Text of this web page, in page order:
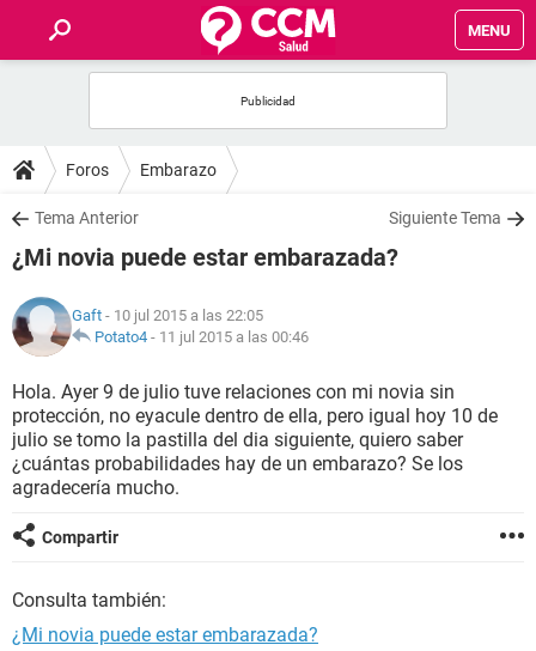
MENU
FOROS
SALUD
FAMILIA
NUTRICIÓN
BIENESTAR
SEXUALIDAD
GLOSARIO
Foros Embarazo
Tema Anterior Siguiente Tema
¿Mi novia puede estar embarazada?
Gaft - 10 jul 2015 a las 22:05
Potato4 - 11 jul 2015 a las 00:46
Hola. Ayer 9 de julio tuve relaciones con mi novia sin
protección, no eyacule dentro de ella, pero igual hoy 10 de
julio se tomo la pastilla del dia siguiente, quiero saber
¿cuántas probabilidades hay de un embarazo? Se los
agradecería mucho.
Compartir
Consulta también:
¿Mi novia puede estar embarazada?